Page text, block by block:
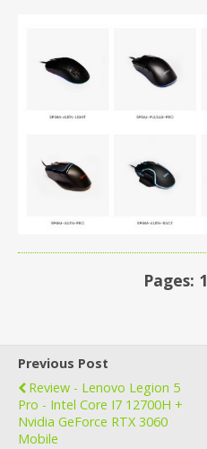
Pages: 1
Previous Post
Review - Lenovo Legion 5
Pro - Intel Core I7 12700H +
Nvidia GeForce RTX 3060
Mobile